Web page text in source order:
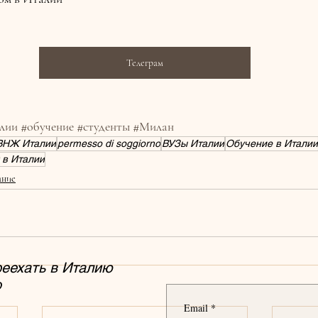
Телеграм
#обучение #студенты #Милан
Италииpermesso di soggiornoВУЗы ИталииОбучение в Италии
в Италии
в Италию
Email *